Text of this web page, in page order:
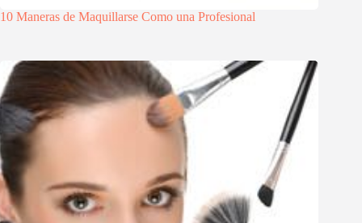
10 Maneras de Maquillarse Como una Profesional